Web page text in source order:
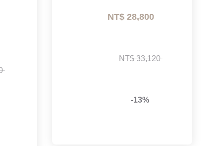
NT$ 28,800
NT$ 33,120
-13%